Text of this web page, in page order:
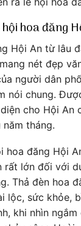
hoa đăng
Hội An từ lâu
nét đẹp
người dân
nói chung.
cho Hội An
năm tháng.
hoa đăng Hội
rất lớn đối với
Thả đèn hoa
lộc, sức khỏe,
khi nhìn ngắm